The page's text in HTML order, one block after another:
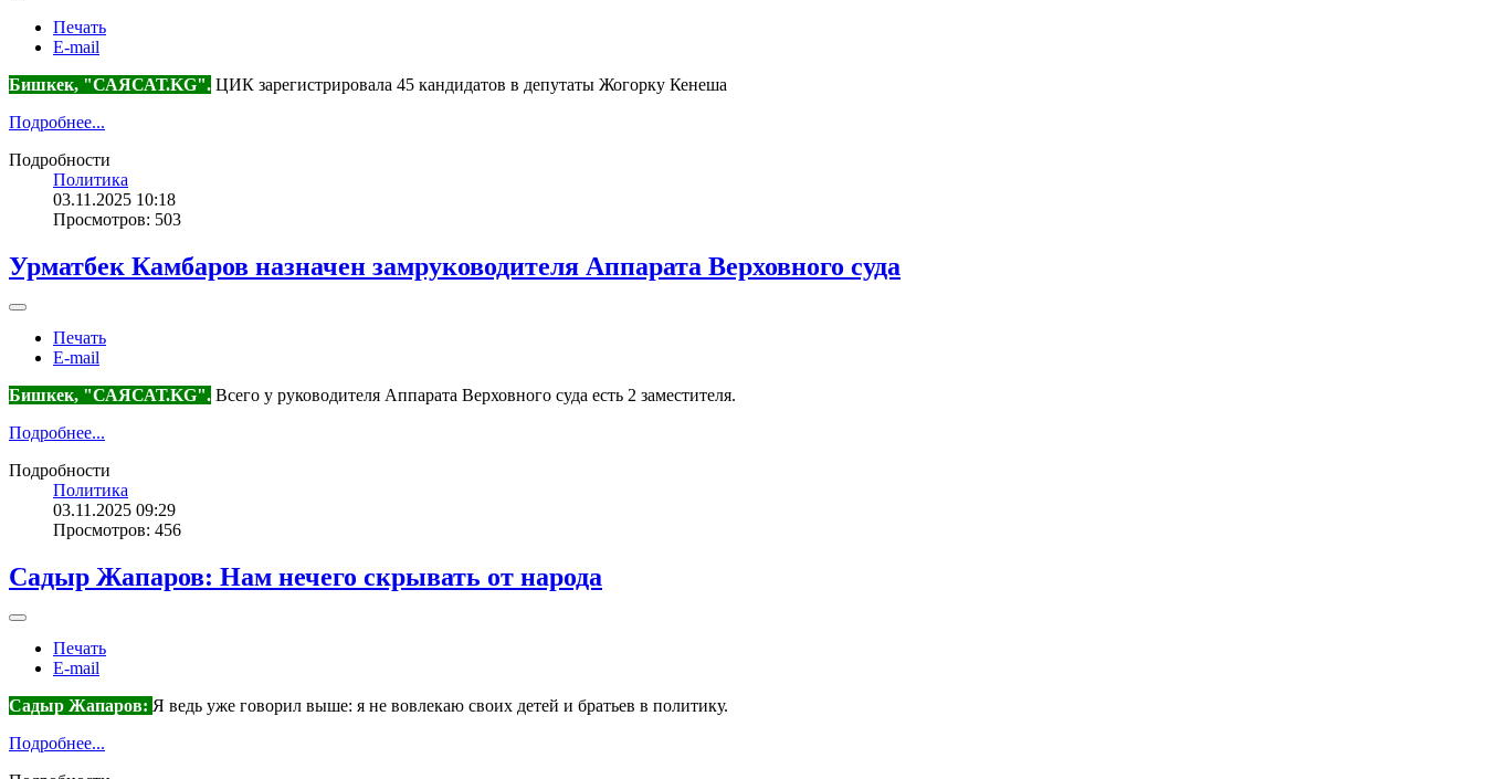
Печать
E-mail
Бишкек, "САЯСАТ.KG". ЦИК зарегистрировала 45 кандидатов в депутаты Жогорку Кенеша
Подробнее...
Подробности
Политика
03.11.2025 10:18
Просмотров: 503
Урматбек Камбаров назначен замруководителя Аппарата Верховного суда
Печать
E-mail
Бишкек, "САЯСАТ.KG". Всего у руководителя Аппарата Верховного суда есть 2 заместителя.
Подробнее...
Подробности
Политика
03.11.2025 09:29
Просмотров: 456
Садыр Жапаров: Нам нечего скрывать от народа
Печать
E-mail
Садыр Жапаров: Я ведь уже говорил выше: я не вовлекаю своих детей и братьев в политику.
Подробнее...